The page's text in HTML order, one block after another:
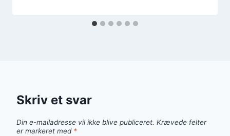
Skriv et svar
Din e-mailadresse vil ikke blive publiceret. Krævede felter
er markeret med *